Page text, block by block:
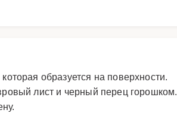
образуется на поверхности.
лист и черный перец горошком.